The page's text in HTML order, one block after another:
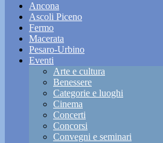
Ancona
Ascoli Piceno
Fermo
Macerata
Pesaro-Urbino
Eventi
Arte e cultura
Benessere
Categorie e luoghi
Cinema
Concerti
Concorsi
Convegni e seminari